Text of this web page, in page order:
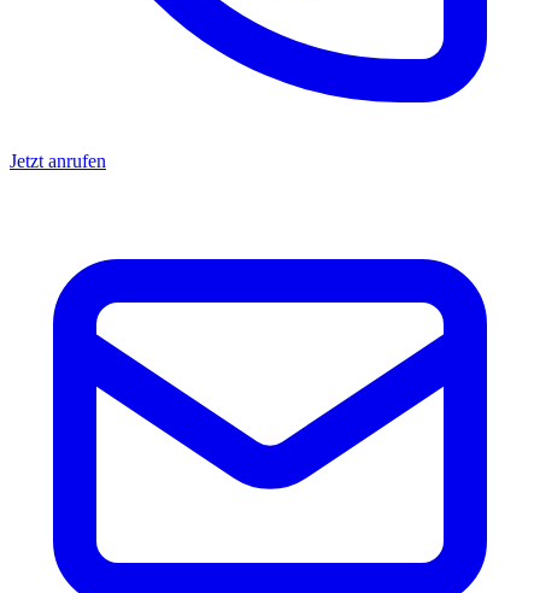
Jetzt anrufen